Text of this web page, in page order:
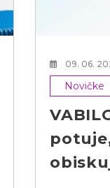
09. 06.
Novičke